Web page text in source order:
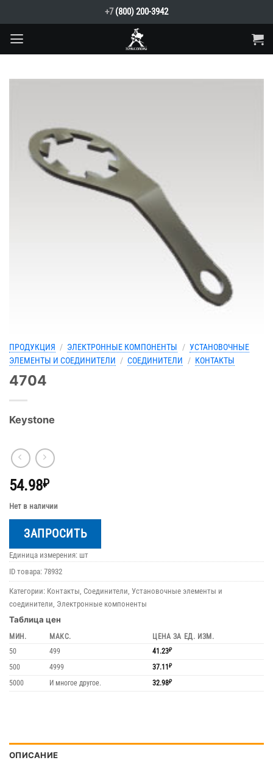
to
content
+7 (800) 200-3942
ПРОДУКЦИЯ / ЭЛЕКТРОННЫЕ КОМПОНЕНТЫ / УСТАНОВОЧНЫЕ
ЭЛЕМЕНТЫ И СОЕДИНИТЕЛИ / СОЕДИНИТЕЛИ / КОНТАКТЫ
4704
Keystone
54.98₽
Нет в наличии
ЗАПРОСИТЬ
Единица измерения: шт
ID товара: 78932
Категории: Контакты Соединители Установочные элементы и
соединители Электронные компоненты
Таблица цен
МИН. МАКС.
ЦЕНА ЗА ЕД. ИЗМ.
50
499 41.23₽
500 4999 37.11 ₽
5000 И многое другое. 32.98₽
ОПИСАНИЕ